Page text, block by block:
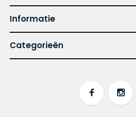
Informatie
Categorieën